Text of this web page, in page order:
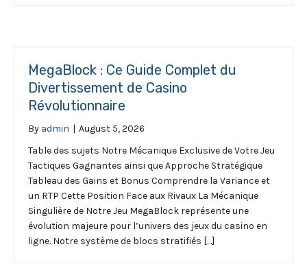
MegaBlock : Ce Guide Complet du
Divertissement de Casino
Révolutionnaire
By admin | August 5, 2026
Table des sujets Notre Mécanique Exclusive de Votre Jeu
Tactiques Gagnantes ainsi que Approche Stratégique
Tableau des Gains et Bonus Comprendre la Variance et
un RTP Cette Position Face aux Rivaux La Mécanique
Singulière de Notre Jeu MegaBlock représente une
évolution majeure pour l’univers des jeux du casino en
ligne. Notre système de blocs stratifiés […]